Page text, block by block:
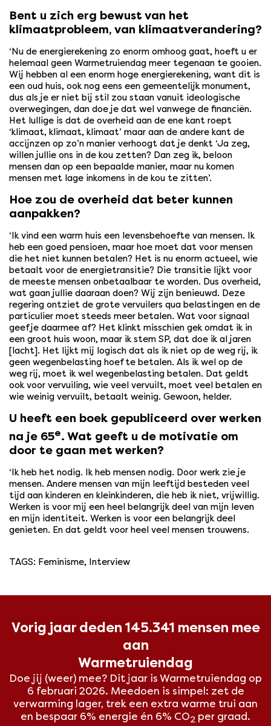
Bent u zich erg bewust van het
klimaatprobleem, van klimaatverandering?
‘Nu de energierekening zo enorm omhoog gaat, hoeft u er
helemaal geen Warmetruiendag meer tegenaan te gooien.
Wij hebben al een enorm hoge energierekening, want dit is
een oud huis, ook nog eens een gemeentelijk monument,
dus als je er niet bij stil zou staan vanuit ideologische
overwegingen, dan doe je dat wel vanwege de financiën.
Het lullige is dat de overheid aan de ene kant roept
‘klimaat, klimaat, klimaat’ maar aan de andere kant de
accijnzen op zo’n manier verhoogt dat je denkt ‘Ja zeg,
willen jullie ons in de kou zetten? Dan zeg ik, beloon
mensen dan op een bepaalde manier, maar nu komen
mensen met lage inkomens in de kou te zitten’.
Hoe zou de overheid dat beter kunnen
aanpakken?
‘Ik vind een warm huis een levensbehoefte van mensen. Ik
heb een goed pensioen, maar hoe moet dat voor mensen
die het niet kunnen betalen? Het is nu enorm actueel, wie
betaalt voor de energietransitie? Die transitie lijkt voor
de meeste mensen onbetaalbaar te worden. Dus overheid,
wat gaan jullie daaraan doen? Wij zijn benieuwd. Deze
regering ontziet de grote vervuilers qua belastingen en de
particulier moet steeds meer betalen. Wat voor signaal
geef je daarmee af? Het klinkt misschien gek omdat ik in
een groot huis woon, maar ik stem SP, dat doe ik al jaren
[lacht]. Het lijkt mij logisch dat als ik niet op de weg rij, ik
geen wegenbelasting hoef te betalen. Als ik wel op de
weg rij, moet ik wel wegenbelasting betalen. Dat geldt
ook voor vervuiling, wie veel vervuilt, moet veel betalen en
wie weinig vervuilt, betaalt weinig. Gewoon, helder.
U heeft een boek gepubliceerd over werken
na je 65e. Wat geeft u de motivatie om
door te gaan met werken?
‘Ik heb het nodig. Ik heb mensen nodig. Door werk zie je
mensen. Andere mensen van mijn leeftijd besteden veel
tijd aan kinderen en kleinkinderen, die heb ik niet, vrijwillig.
Werken is voor mij een heel belangrijk deel van mijn leven
en mijn identiteit. Werken is voor een belangrijk deel
genieten. En dat geldt voor heel veel mensen trouwens.
TAGS: Feminisme, Interview
Vorig jaar deden 145.341 mensen mee
aan
Warmetruiendag
Doe jij (weer) mee? Dit jaar is Warmetruiendag op
6 februari 2026. Meedoen is simpel: zet de
verwarming lager, trek een extra warme trui aan
en bespaar 6% energie én 6% CO2 per graad.